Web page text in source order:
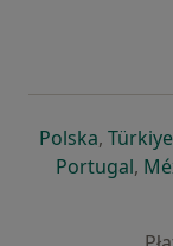
Polskaotwiera
, Türkiye
Portugal,